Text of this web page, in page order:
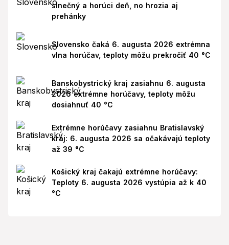
slnečný a horúci deň, no hrozia aj
prehánky
Slovensko čaká 6. augusta 2026 extrémna
vlna horúčav, teploty môžu prekročiť 40 °C
Banskobystrický kraj zasiahnu 6. augusta
2026 extrémne horúčavy, teploty môžu
dosiahnuť 40 °C
Extrémne horúčavy zasiahnu Bratislavský
kraj: 6. augusta 2026 sa očakávajú teploty
až 39 °C
Košický kraj čakajú extrémne horúčavy:
Teploty 6. augusta 2026 vystúpia až k 40
°C